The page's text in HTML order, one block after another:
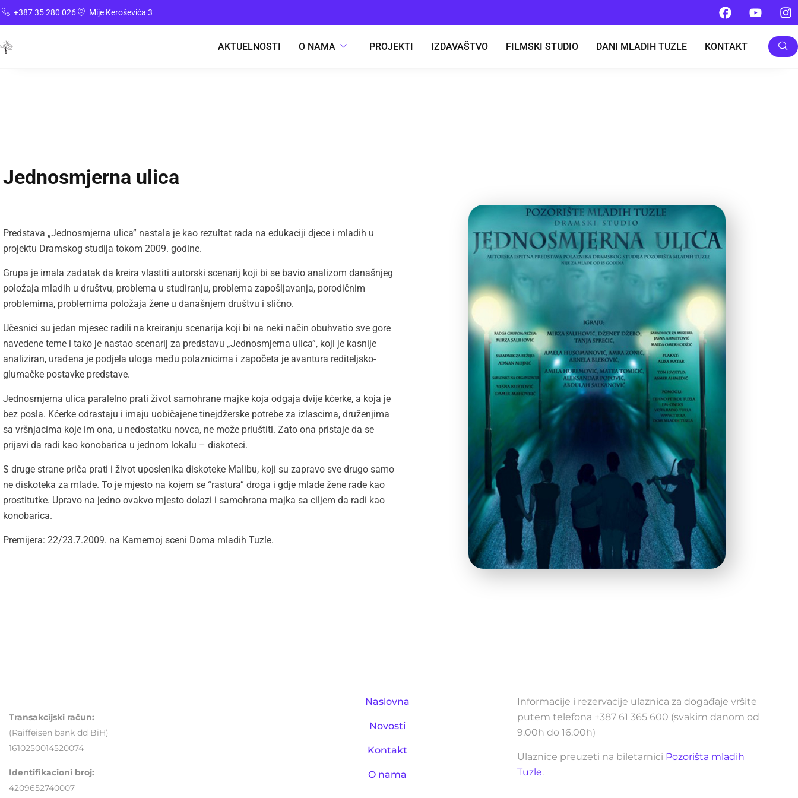
+387 35 280 026 Mije Keroševića 3
AKTUELNOSTI O NAMA PROJEKTI IZDAVAŠTVO FILMSKI STUDIO DANI MLADIH TUZLE KONTAKT
Jednosmjerna ulica
Predstava „Jednosmjerna ulica” nastala je kao rezultat rada na edukaciji djece i mladih u
projektu Dramskog studija tokom 2009. godine.
Grupa je imala zadatak da kreira vlastiti autorski scenarij koji bi se bavio analizom današnjeg
položaja mladih u društvu, problema u studiranju, problema zapošljavanja, porodičnim
problemima, problemima položaja žene u današnjem društvu i slično.
Učesnici su jedan mjesec radili na kreiranju scenarija koji bi na neki način obuhvatio sve gore
navedene teme i tako je nastao scenarij za predstavu „Jednosmjerna ulica”, koji je kasnije
analiziran, urađena je podjela uloga među polaznicima i započeta je avantura rediteljsko-
glumačke postavke predstave.
Jednosmjerna ulica paralelno prati život samohrane majke koja odgaja dvije kćerke, a koja je
bez posla. Kćerke odrastaju i imaju uobičajene tinejdžerske potrebe za izlascima, druženjima
sa vršnjacima koje im ona, u nedostatku novca, ne može priuštiti. Zato ona pristaje da se
prijavi da radi kao konobarica u jednom lokalu – diskoteci.
S druge strane priča prati i život uposlenika diskoteke Malibu, koji su zapravo sve drugo samo
ne diskoteka za mlade. To je mjesto na kojem se “rastura” droga i gdje mlade žene rade kao
prostitutke. Upravo na jedno ovakvo mjesto dolazi i samohrana majka sa ciljem da radi kao
konobarica.
Premijera: 22/23.7.2009. na Kamernoj sceni Doma mladih Tuzle.
Transakcijski račun:
(Raiffeisen bank dd BiH)
1610250014520074
Identifikacioni broj:
4209652740007
Naslovna
Novosti
Kontakt
O nama
Informacije i rezervacije ulaznica za događaje vršite
putem telefona +387 61 365 600 (svakim danom od
9.00h do 16.00h)
Ulaznice preuzeti na biletarnici Pozorišta mladih
Tuzle.